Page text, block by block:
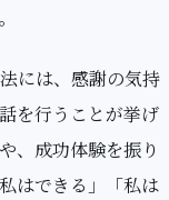
には、感謝の気持
を行うことが挙げ
、成功体験を振り
はできる」「私は